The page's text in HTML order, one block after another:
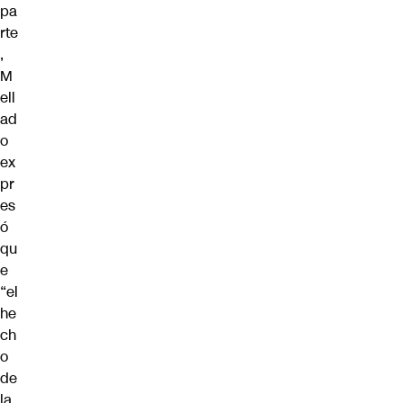
pa
rte
,
M
ell
ad
o
ex
pr
es
ó
qu
e
“el
he
ch
o
de